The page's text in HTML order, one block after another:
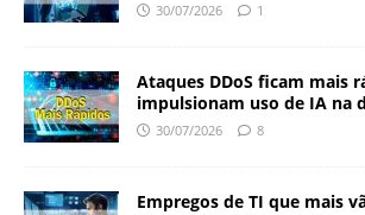
30/07/2026 1
Ataques DDoS ficam mais
impulsionam uso de IA na
30/07/2026 8
Empregos de TI que mais